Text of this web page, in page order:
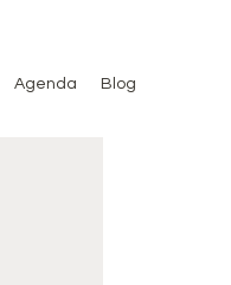
Agenda Blog